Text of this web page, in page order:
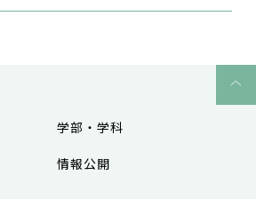
学部・学科
情報公開